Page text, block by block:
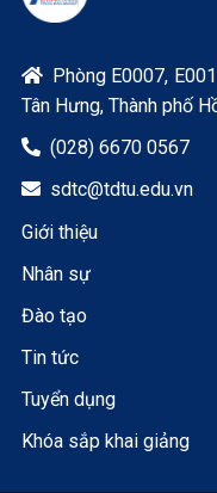

Phòng E0007,
Tân Hưng, Thành phố
 (028) 6670 0567
 sdtc@tdtu.edu.vn
Giới thiệu
Nhân sự
Đào tạo
Tin tức
Tuyển dụng
Khóa sắp khai giảng